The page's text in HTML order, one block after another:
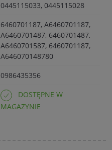
0445115033, 0445115028
6460701187, A6460701187,
A6460701487, 6460701487,
A6460701587, 6460701187,
A646070148780
0986435356
DOSTĘPNE W
MAGAZYNIE